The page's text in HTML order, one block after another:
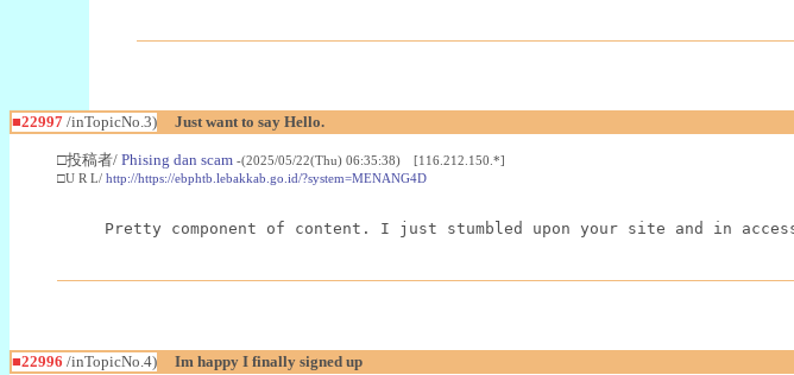
■22997 /inTopicNo.3) Just want to say Hello.
□投稿者/ Phising dan scam -(2025/05/22(Thu) 06:35:38) [116.212.150.*]
□U R L/ http://https://ebphtb.lebakkab.go.id/?system=MENANG4D
Pretty component of content. I just stumbled upon your site and in
■22996 /inTopicNo.4) Im happy I finally signed up